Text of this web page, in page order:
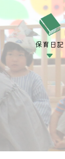
保育日記